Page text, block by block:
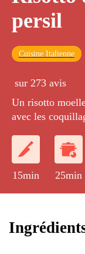
persil
Cuisine Italienne
sur 273 avis
Un risotto
avec les
15min 25min